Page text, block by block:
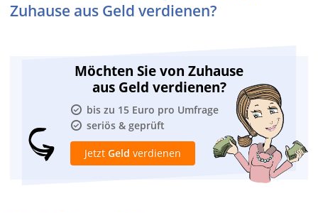
Zuhause aus Geld verdienen?
Möchten Sie von Zuhause
aus Geld verdienen?
bis zu 15 Euro pro Umfrage
seriös & geprüft
Jetzt Geld verdienen